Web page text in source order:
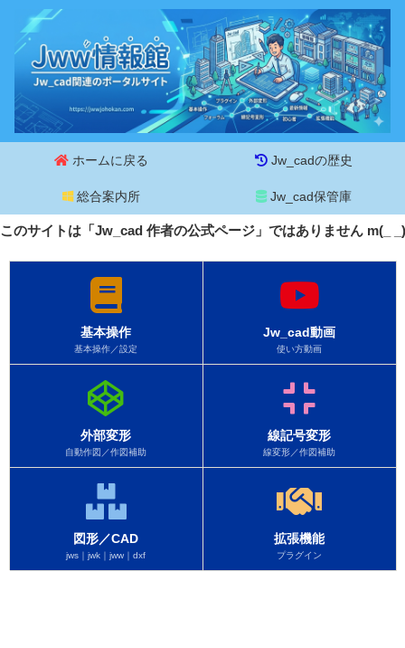
ホームに戻る Jw_cadの歴史
総合案内所 Jw_cad保管庫
このサイトは「Jw_cad 作者の公式ページ」ではありません
基本操作
基本操作／設定
Jw_cad動画
使い方動画
外部変形
自動作図／作図補助
線記号変形
線変形／作図補助
図形／CAD
jws｜jwk｜jww｜dxf
拡張機能
プラグイン